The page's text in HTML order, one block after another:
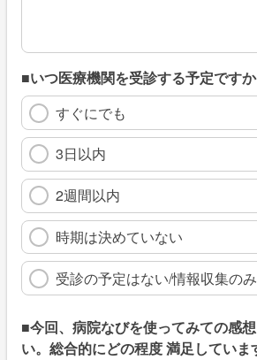
■いつ医療機関を受診する予定ですか
すぐにでも
3日以内
2週間以内
時期は決めていない
受診の予定はない/情報収集のみ
■今回、病院なびを使ってみての感
い。総合的にどの程度 満足していま